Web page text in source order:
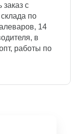
с
по
14
в
работы по